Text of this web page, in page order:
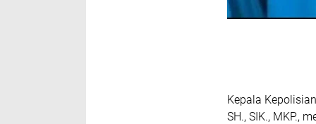
Kepala
SH., SIK., MKP.,